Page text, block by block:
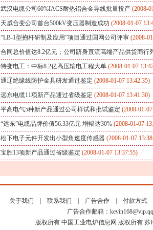
武汉电缆公司60%IACS耐热铝合金导线批量投产 (2008-
天威合变公司首台500kV变压器制造成功 (2008-01-07
“LB-1型抱杆研制及应用”项目通过国网公司评审 (2008-
合同总价值达8.2亿元；公司跻身直流高端产品供货商行
特变电工：中标8.2亿高压输电工程大单 (2008-01-07
通辽绝缘线防护金具研发通过鉴定 (2008-01-07 13:42:35)
远东电缆11项新产品通过省级鉴定 (2008-01-07 13:41:30)
平高电气5种新产品通过公司样试和批试鉴定 (2008-01-
“远东”电缆品牌价值56.33亿元 增幅达30% (2008-01-07
松下电子元件开发出小型角速度传感器 (2008-01-07
宝胜13项新产品通过省级鉴定 (2008-01-07 13:37:55)
关于我们 联系我们 广告合作 付款方式
广告合作邮箱：
版权所有 中国工业电炉信息网 版权所有 苏